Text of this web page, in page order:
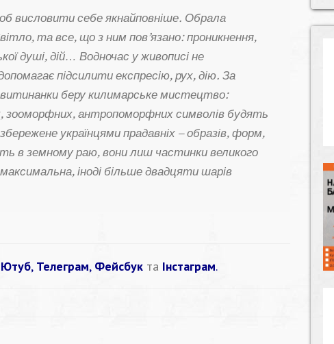
висловити себе якнайповніше. Обрала
та все, що з ним пов’язано: проникнення,
душі, дій… Водночас у живописі не
підсилити експресію, рух, дію. За
беру килимарське мистецтво:
зооморфних, антропоморфних символів будять
українцями прадавніх – образів, форм,
в земному раю, вони лиш частинки великого
іноді більше двадцяти шарів
Ютуб, Телеграм, Фейсбук та Інстаграм.